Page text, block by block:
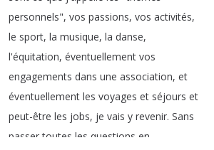
personnels", vos passions, vos activités,
le sport, la musique, la danse,
l'équitation, éventuellement vos
engagements dans une association, et
éventuellement les voyages et séjours et
peut-être les jobs, je vais y revenir. Sans
passer toutes les questions en